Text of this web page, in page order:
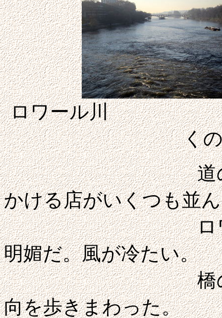
ロワー
く
道の両側には
かける店がいくつも並
ロワール川は
明媚だ。風が冷たい。
橋の途中で引
向を歩きまわった。